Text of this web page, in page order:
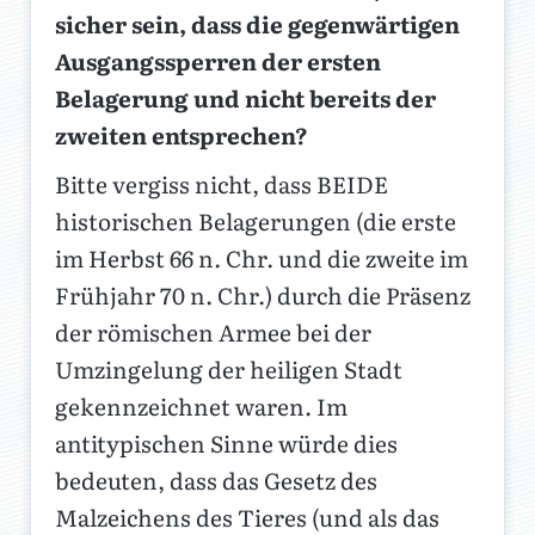
sicher sein, dass die gegenwärtigen
Ausgangssperren der ersten
Belagerung und nicht bereits der
zweiten entsprechen?
Bitte vergiss nicht, dass BEIDE
historischen Belagerungen (die erste
im Herbst 66 n. Chr. und die zweite im
Frühjahr 70 n. Chr.) durch die Präsenz
der römischen Armee bei der
Umzingelung der heiligen Stadt
gekennzeichnet waren. Im
antitypischen Sinne würde dies
bedeuten, dass das Gesetz des
Malzeichens des Tieres (und als das